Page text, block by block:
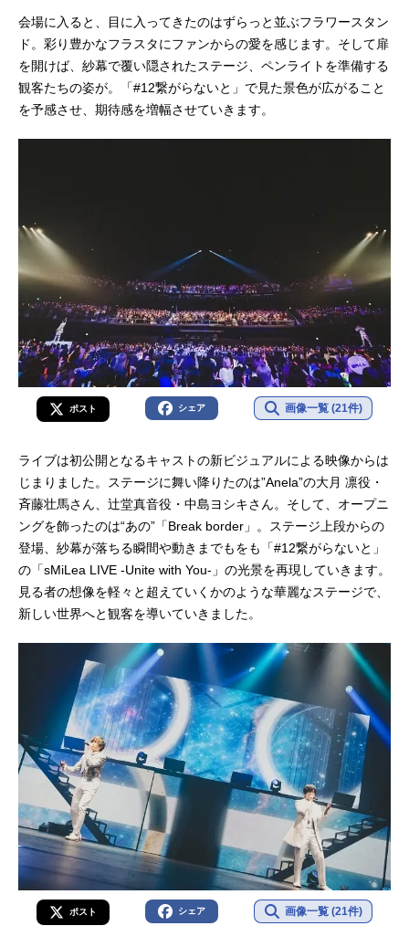
介東郷楓雅：坂田隆一郎春賀楽翔：
masa桂ほまれ：下前祐貴香椎一澄：
馬越琢己若桜潤：坪倉康晴森ノ宮奏
太：高本学大月凛：斉藤壮馬辻堂真
音：中島ヨシキスタッフ監督：牛嶋
新一郎シリーズ構成：山崎莉乃キャ
ラクターデザイン：まじろ総作画監
会場に入ると、目に入ってきたのはずらっと並ぶフラワースタン
ド。彩り豊かなフラスタにファンからの愛を感じます。そして扉
を開けば、紗幕で覆い隠されたステージ、ペンライトを準備する
観客たちの姿が。「#12繋がらないと」で見た景色が広がること
を予感させ、期待感を増幅させていきます。
ポスト シェア 画像一覧 (21件)
ライブは初公開となるキャストの新ビジュアルによる映像からは
じまりました。ステージに舞い降りたのは”Anela”の大月 凛役・
斉藤壮馬さん、辻堂真音役・中島ヨシキさん。そして、オープニ
ングを飾ったのは“あの”「Break border」。ステージ上段からの
登場、紗幕が落ちる瞬間や動きまでもをも「#12繋がらないと」
の「sMiLea LIVE -Unite with You-」の光景を再現していきます。
見る者の想像を軽々と超えていくかのような華麗なステージで、
新しい世界へと観客を導いていきました。
ポスト シェア 画像一覧 (21件)